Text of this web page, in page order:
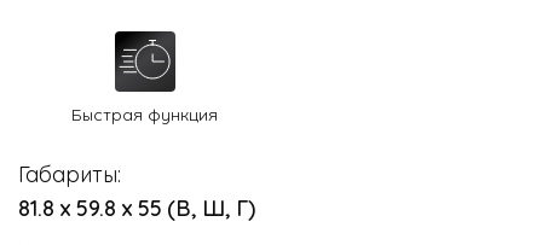
Быстрая функция
Габариты:
81.8 х 59.8 х 55 (В, Ш, Г)